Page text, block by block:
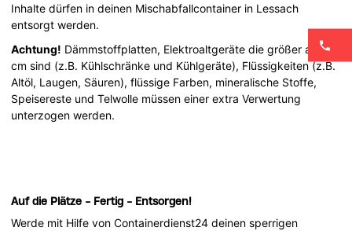
Inhalte dürfen in deinen Mischabfallcontainer in Lessach
entsorgt werden.
Achtung! Dämmstoffplatten, Elektroaltgeräte die größer als 50
cm sind (z.B. Kühlschränke und Kühlgeräte), Flüssigkeiten (z.B.
Altöl, Laugen, Säuren), flüssige Farben, mineralische Stoffe,
Speisereste und Telwolle müssen einer extra Verwertung
unterzogen werden.
Auf die Plätze - Fertig - Entsorgen!
Werde mit Hilfe von Containerdienst24 deinen sperrigen